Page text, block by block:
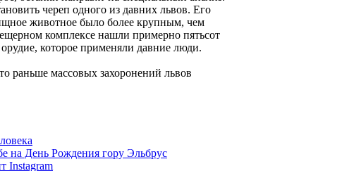
череп одного из давних львов. Его
животное было более крупным, чем
комплексе нашли примерно пятьсот
которое применяли давние люди.
раньше массовых захоронений львов
на День Рождения гору Эльбрус
Instagram